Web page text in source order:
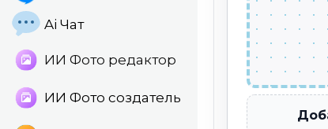
Ai Чат
ИИ Фото редактор
ИИ Фото создатель